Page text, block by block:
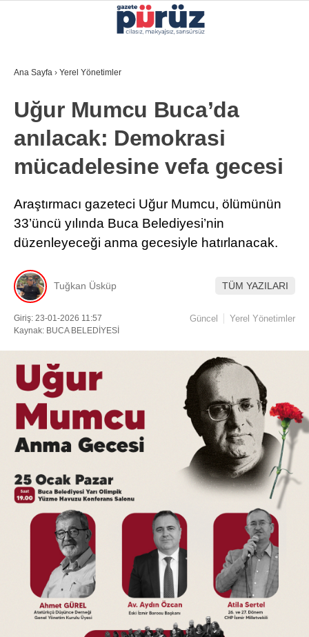
Instagram
Youtube
TikTok
32.4
YEREL YÖNETIMLER
GÜNCEL
EKONOMI
SAĞLIK
KÜLTÜR-SANAT
SPOR
Ana Sayfa › Yerel Yönetimler
Uğur Mumcu Buca’da
anılacak: Demokrasi
mücadelesine vefa gecesi
Araştırmacı gazeteci Uğur Mumcu, ölümünün
33’üncü yılında Buca Belediyesi’nin
düzenleyeceği anma gecesiyle hatırlanacak.
Tuğkan Üsküp TÜM YAZILARI
Giriş: 23-01-2026 11:57
Kaynak: BUCA BELEDİYESİ
Güncel Yerel Yönetimler